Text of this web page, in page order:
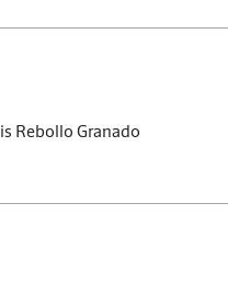
Rebollo Granado